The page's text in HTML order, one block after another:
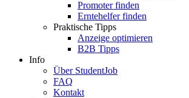
Promoter finden
Erntehelfer finden
Praktische Tipps
Anzeige optimieren
B2B Tipps
Info
Über StudentJob
FAQ
Kontakt